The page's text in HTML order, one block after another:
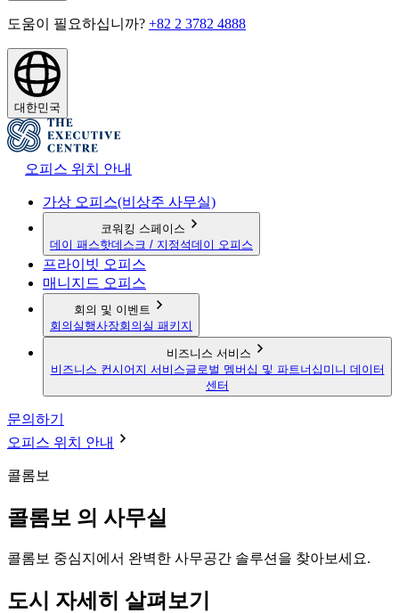
도움이 필요하십니까? +82 2 3782 4888
대한민국
오피스 위치 안내
가상 오피스(비상주 사무실)
코워킹 스페이스
데이 패스핫데스크 / 지정석데이 오피스
프라이빗 오피스
매니지드 오피스
회의 및 이벤트
회의실행사장회의실 패키지
비즈니스 서비스
비즈니스 컨시어지 서비스글로벌 멤버십 및 파트너십 미니 데이터
센터
문의하기
오피스 위치 안내
콜롬보
콜롬보 의 사무실
콜롬보 중심지에서 완벽한 사무공간 솔루션을 찾아보세요.
도시 자세히 살펴보기